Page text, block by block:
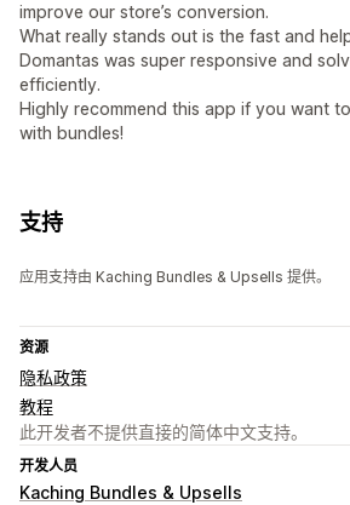
improve our store’s conversion.
What really stands out is the fast and
Domantas was super responsive and
efficiently.
Highly recommend this app if you want
with bundles!
支持
应用支持由 Kaching Bundles & Upsells 提供。
资源
隐私政策
教程
此开发者不提供直接的简体中文支持。
开发人员
Kaching Bundles & Upsells